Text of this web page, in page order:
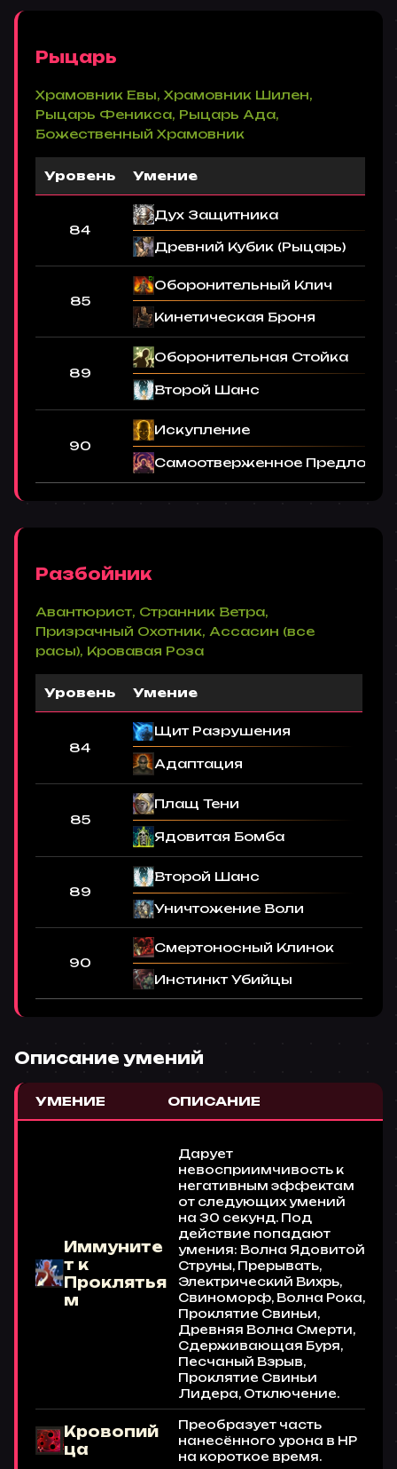
Рыцарь
Храмовник Евы, Храмовник Шилен,
Рыцарь Феникса, Рыцарь Ада,
Божественный Храмовник
Уровень Умение
84
Дух Защитника
Древний Кубик (Рыцарь)
85
Оборонительный Клич
Кинетическая Броня
89
Оборонительная Стойка
Второй Шанс
90
Искупление
Самоотверженное
Разбойник
Авантюрист, Странник Ветра,
Призрачный Охотник, Ассасин (все
расы), Кровавая Роза
Уровень Умение
84
Щит Разрушения
Адаптация
85
Плащ Тени
Ядовитая Бомба
89
Второй Шанс
Уничтожение Воли
90
Смертоносный Клинок
Инстинкт Убийцы
Описание умений
УМЕНИЕ ОПИСАНИЕ
Иммуните
т к
Проклятья
м
Дарует
невосприимчивость к
негативным эффектам
от следующих умений
на 30 секунд. Под
действие попадают
умения: Волна Ядовитой
Струны, Прерывать,
Электрический Вихрь,
Свиноморф, Волна Рока,
Проклятие Свиньи,
Древняя Волна Смерти,
Сдерживающая Буря,
Песчаный Взрыв,
Проклятие Свиньи
Лидера, Отключение.
Кровопий
ца
Преобразует часть
нанесённого урона в HP
на короткое время.